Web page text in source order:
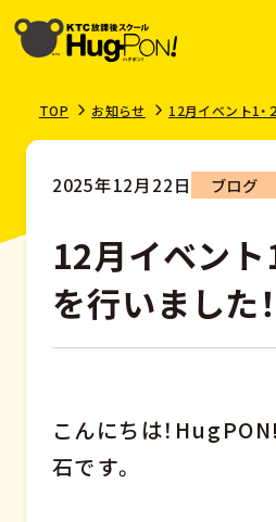
TOP お知らせ
2025年12月22日 ブログ
12月イベント
を行いました！
こんにちは！
石です。